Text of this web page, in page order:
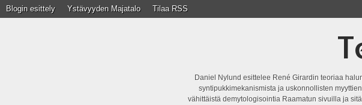
Blogin esittely Ystävyyden Majatalo Tilaa RSS
Daniel Nylund esittelee René Girardin teoriaa
syntipukkimekanismista ja uskonnollisten
vähittäistä demytologisointia Raamatun sivuilla ja